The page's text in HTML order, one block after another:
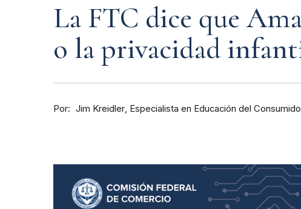
La FTC dice que
o la privacidad
Por Jim Kreidler Especialista en Educación del